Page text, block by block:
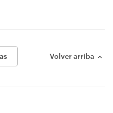
Volver arriba